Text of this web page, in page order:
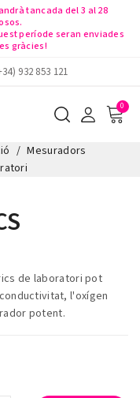
tancada del 3 al 28
període seran enviades
gràcies!
932 853 121
Mesuradors
de laboratori pot
l'oxígen
potent.